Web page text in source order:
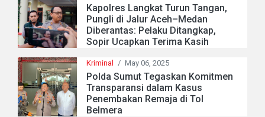
Kapolres Langkat Turun Tangan,
Pungli di Jalur Aceh–Medan
Diberantas: Pelaku Ditangkap,
Sopir Ucapkan Terima Kasih
Kriminal / May 06, 2025
Polda Sumut Tegaskan Komitmen
Transparansi dalam Kasus
Penembakan Remaja di Tol
Belmera